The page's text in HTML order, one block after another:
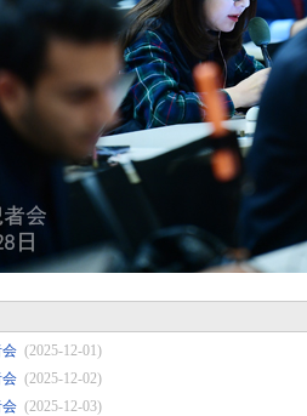
会 (2025-12-01)
会 (2025-12-02)
会 (2025-12-03)